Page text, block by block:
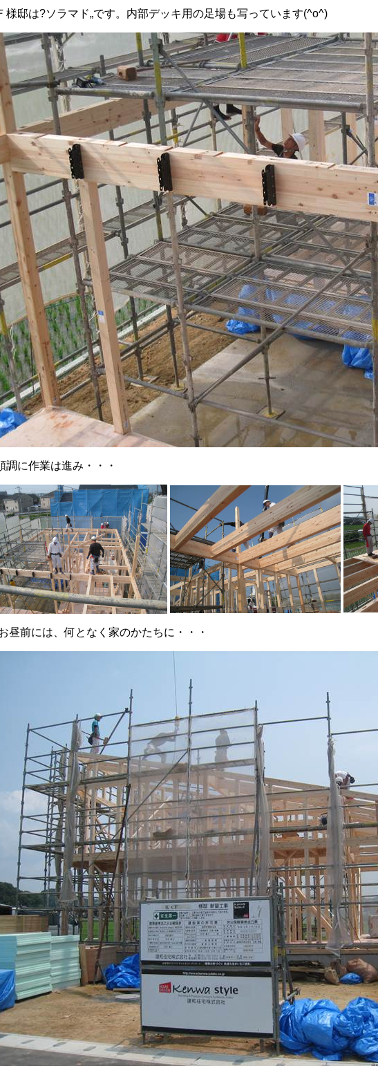
様邸は?ソラマド„です。内部デッキ用の足場も写っています(^o^)
調に作業は進み・・・
昼前には、何となく家のかたちに・・・